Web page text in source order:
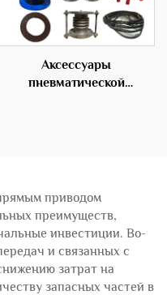
Аксессуары
пневматической
приводом
преимуществ,
инвестиции. Во-
и связанных с
затрат на
запасных частей в